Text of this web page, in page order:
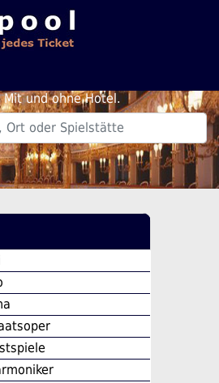
Mit und ohne Hotel.